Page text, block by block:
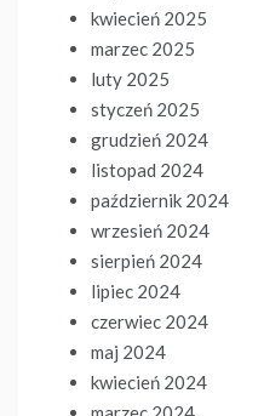
kwiecień 2025
marzec 2025
luty 2025
styczeń 2025
grudzień 2024
listopad 2024
październik 2024
wrzesień 2024
sierpień 2024
lipiec 2024
czerwiec 2024
maj 2024
kwiecień 2024